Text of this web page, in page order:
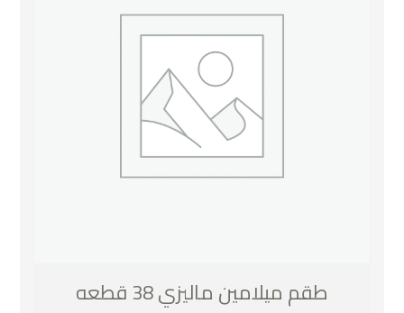
طقم ميلامين ماليزي 38 قطعه